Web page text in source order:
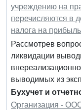
учреждению на
перечисляются в
налога на
Рассмотрев
ликвидации
выводимых из
Бухучет и
Организация -